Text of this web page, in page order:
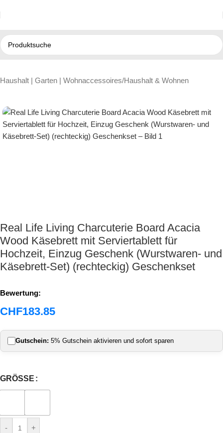
Haushalt | Garten | Wohnaccessoires/Haushalt & Wohnen
Real Life Living Charcuterie Board Acacia
Wood Käsebrett mit Serviertablett für
Hochzeit, Einzug Geschenk (Wurstwaren- und
Käsebrett-Set) (rechteckig) Geschenkset
Bewertung:
CHF183.85
Gutschein: 5% Gutschein aktivieren und sofort sparen
GRÖSSE
- +